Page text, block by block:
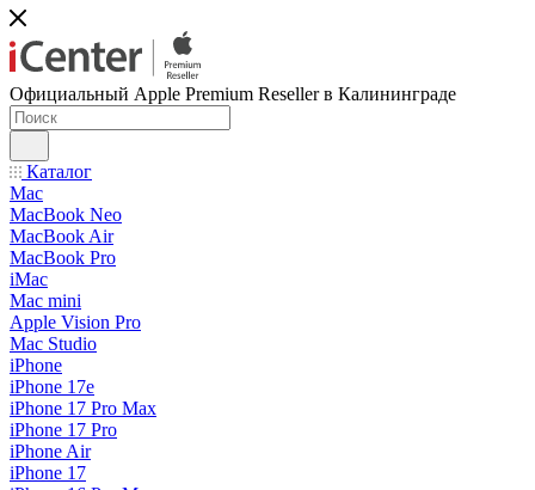
Официальный Apple Premium Reseller в Калининграде
Каталог
Mac
MacBook Neo
MacBook Air
MacBook Pro
iMac
Mac mini
Apple Vision Pro
Mac Studio
iPhone
iPhone 17e
iPhone 17 Pro Max
iPhone 17 Pro
iPhone Air
iPhone 17